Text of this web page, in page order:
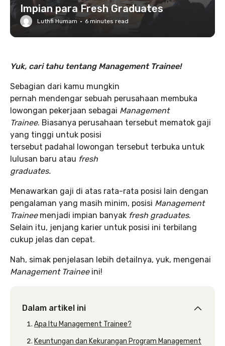
Impian para Fresh Graduates
Luthfi Humam · 6 minutes read
Yuk, cari tahu tentang Management Trainee!
Sebagian dari kamu mungkin
pernah mendengar sebuah perusahaan membuka
lowongan pekerjaan sebagai Management
Trainee. Biasanya perusahaan tersebut mematok gaji
yang tinggi untuk posisi
tersebut padahal lowongan tersebut terbuka untuk
lulusan baru atau fresh
graduates.
Menawarkan gaji di atas rata-rata posisi lain dengan
pengalaman yang masih minim, posisi Management
Traineemenjadi impian banyak fresh graduates.
Selain itu, jenjang karier untuk posisi ini terbilang
cukup jelas dan cepat.
Nah, simak penjelasan lebih detailnya, yuk, mengenai
Management Traineeini!
Dalam artikel ini
Apa Itu Management Trainee?
Keuntungan dan Kekurangan Program Management